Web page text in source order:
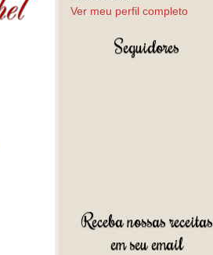
Ver meu perfil completo
Seguidores
Receba nossas receitas
em seu email